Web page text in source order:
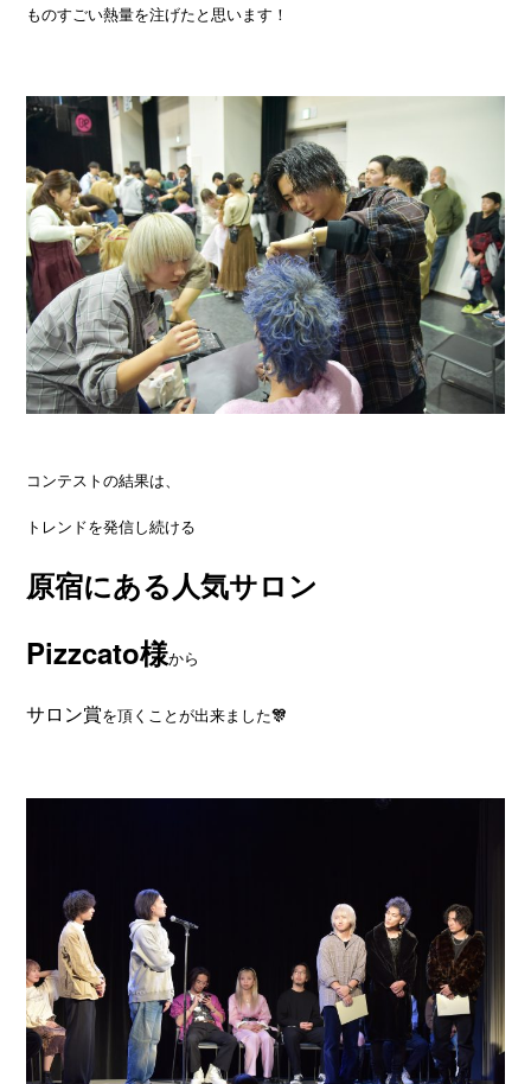
ものすごい熱量を注げたと思います！
コンテストの結果は、
トレンドを発信し続ける
原宿にある 人気サロン
Pizzcato様から
サロン賞を頂くことが出来ました🎊